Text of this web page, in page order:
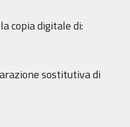
copia digitale di:
sostitutiva di